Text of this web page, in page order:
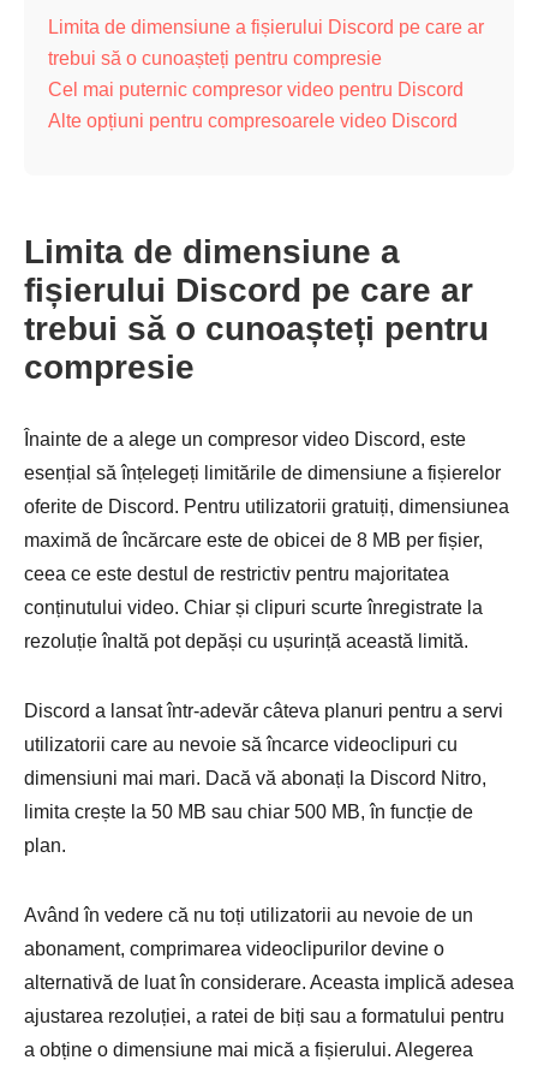
Limita de dimensiune a fișierului Discord pe care ar
trebui să o cunoașteți pentru compresie
Cel mai puternic compresor video pentru Discord
Alte opțiuni pentru compresoarele video Discord
Limita de dimensiune a
fișierului Discord pe care ar
trebui să o cunoașteți pentru
compresie
Înainte de a alege un compresor video Discord, este
esențial să înțelegeți limitările de dimensiune a fișierelor
oferite de Discord. Pentru utilizatorii gratuiți, dimensiunea
maximă de încărcare este de obicei de 8 MB per fișier,
ceea ce este destul de restrictiv pentru majoritatea
conținutului video. Chiar și clipuri scurte înregistrate la
rezoluție înaltă pot depăși cu ușurință această limită.
Discord a lansat într-adevăr câteva planuri pentru a servi
utilizatorii care au nevoie să încarce videoclipuri cu
dimensiuni mai mari. Dacă vă abonați la Discord Nitro,
limita crește la 50 MB sau chiar 500 MB, în funcție de
plan.
Având în vedere că nu toți utilizatorii au nevoie de un
abonament, comprimarea videoclipurilor devine o
alternativă de luat în considerare. Aceasta implică adesea
ajustarea rezoluției, a ratei de biți sau a formatului pentru
a obține o dimensiune mai mică a fișierului. Alegerea